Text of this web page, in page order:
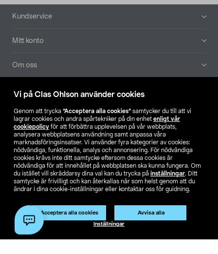
Vi på Clas Ohlson använder cookies
Genom att trycka ”Acceptera alla cookies” samtycker du till att vi
lagrar cookies och andra spårtekniker på din enhet enligt vår
cookiepolicy för att förbättra upplevelsen på vår webbplats,
analysera webbplatsens användning samt anpassa våra
marknadsföringsinsatser. Vi använder fyra kategorier av cookies:
nödvändiga, funktionella, analys och annonsering. För nödvändiga
cookies krävs inte ditt samtycke eftersom dessa cookies är
nödvändiga för att innehållet på webbplatsen ska kunna fungera. Om
du istället vill skräddarsy dina val kan du trycka på inställningar. Ditt
samtycke är frivilligt och kan återkallas när som helst genom att du
ändrar i dina cookie-inställningar eller kontaktar oss för guidning.
Acceptera alla cookies Avvisa alla
Inställningar
Sidfot
Kundservice
Mitt konto
Om oss
Aktuellt
Våra bolag
Hitta butik
SE NO FI
Köpvillkor Privacy statement Klubbvillkor